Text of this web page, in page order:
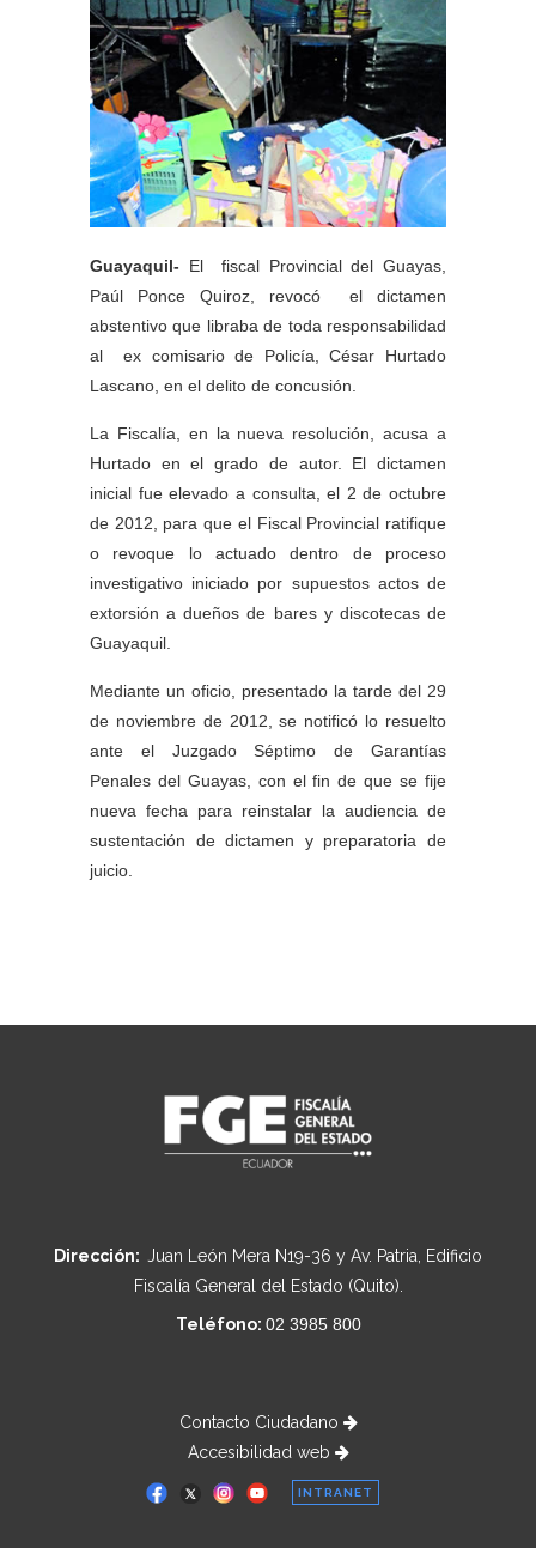
Guayaquil- El fiscal Provincial del Guayas,
Paúl Ponce Quiroz, revocó el dictamen
abstentivo que libraba de toda responsabilidad
al ex comisario de Policía, César Hurtado
Lascano, en el delito de concusión.
La Fiscalía, en la nueva resolución, acusa a
Hurtado en el grado de autor. El dictamen
inicial fue elevado a consulta, el 2 de octubre
de 2012, para que el Fiscal Provincial ratifique
o revoque lo actuado dentro de proceso
investigativo iniciado por supuestos actos de
extorsión a dueños de bares y discotecas de
Guayaquil.
Mediante un oficio, presentado la tarde del 29
de noviembre de 2012, se notificó lo resuelto
ante el Juzgado Séptimo de Garantías
Penales del Guayas, con el fin de que se fije
nueva fecha para reinstalar la audiencia de
sustentación de dictamen y preparatoria de
juicio.
Dirección: Juan León Mera N19-36 y Av. Patria, Edificio
Fiscalía General del Estado (Quito).
Teléfono: 02 3985 800
Contacto Ciudadano
Accesibilidad web
INTRANET